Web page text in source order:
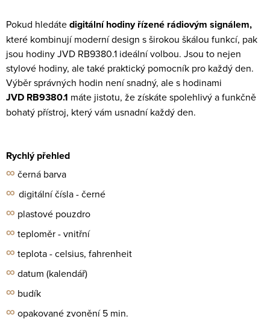
Pokud hledátedigitální hodiny řízené rádiovým signálem,
které kombinují moderní design s širokou škálou funkcí, pak
jsou hodiny JVD RB9380.1 ideální volbou. Jsou to nejen
stylové hodiny, ale také praktický pomocník pro každý den.
Výběr správných hodin není snadný, ale s hodinami
JVD RB9380.1 máte jistotu, že získáte spolehlivý a funkčně
bohatý přístroj, který vám usnadní každý den.
Rychlý přehled
∞ černá barva
∞ digitální čísla- černé
∞ plastové pouzdro
∞ teploměr - vnitřní
∞ teplota - celsius, fahrenheit
∞ datum (kalendář)
∞ budík
∞ opakované zvonění 5 min.